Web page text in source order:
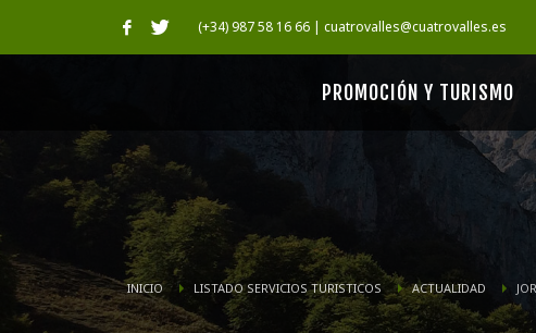
(+34) 987 58 16 66 | cuatrovalles@cuatrovalles.es
PROMOCIÓN Y TURISMO
INICIO LISTADO SERVICIOS TURISTICOS ACTUALIDAD